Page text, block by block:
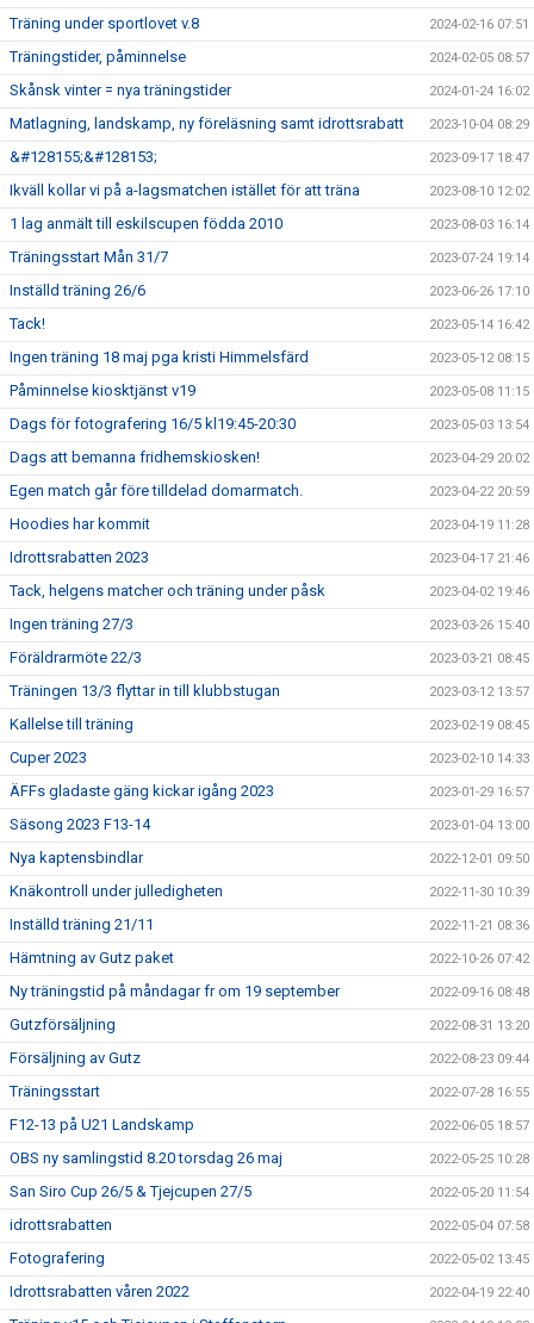
Träning under sportlovet v.8 2024-02-16 07:51
Träningstider, påminnelse 2024-02-05 08:57
Skånsk vinter = nya träningstider 2024-01-24 16:02
Matlagning, landskamp, ny föreläsning samt idrottsrabatt 2023-10-04 08:29
&#128155;&#128153; 2023-09-17 18:47
Ikväll kollar vi på a-lagsmatchen istället för att träna 2023-08-10 12:02
1 lag anmält till eskilscupen födda 2010 2023-08-03 16:14
Träningsstart Mån 31/7 2023-07-24 19:14
Inställd träning 26/6 2023-06-26 17:10
Tack! 2023-05-14 16:42
Ingen träning 18 maj pga kristi Himmelsfärd 2023-05-12 08:15
Påminnelse kiosktjänst v19 2023-05-08 11:15
Dags för fotografering 16/5 kl19:45-20:30 2023-05-03 13:54
Dags att bemanna fridhemskiosken! 2023-04-29 20:02
Egen match går före tilldelad domarmatch. 2023-04-22 20:59
Hoodies har kommit 2023-04-19 11:28
Idrottsrabatten 2023 2023-04-17 21:46
Tack, helgens matcher och träning under påsk 2023-04-02 19:46
Ingen träning 27/3 2023-03-26 15:40
Föräldrarmöte 22/3 2023-03-21 08:45
Träningen 13/3 flyttar in till klubbstugan 2023-03-12 13:57
Kallelse till träning 2023-02-19 08:45
Cuper 2023 2023-02-10 14:33
ÄFFs gladaste gäng kickar igång 2023 2023-01-29 16:57
Säsong 2023 F13-14 2023-01-04 13:00
Nya kaptensbindlar 2022-12-01 09:50
Knäkontroll under julledigheten 2022-11-30 10:39
Inställd träning 21/11 2022-11-21 08:36
Hämtning av Gutz paket 2022-10-26 07:42
Ny träningstid på måndagar fr om 19 september 2022-09-16 08:48
Gutzförsäljning 2022-08-31 13:20
Försäljning av Gutz 2022-08-23 09:44
Träningsstart 2022-07-28 16:55
F12-13 på U21 Landskamp 2022-06-05 18:57
OBS ny samlingstid 8.20 torsdag 26 maj 2022-05-25 10:28
San Siro Cup 26/5 & Tjejcupen 27/5 2022-05-20 11:54
idrottsrabatten 2022-05-04 07:58
Fotografering 2022-05-02 13:45
Idrottsrabatten våren 2022 2022-04-19 22:40